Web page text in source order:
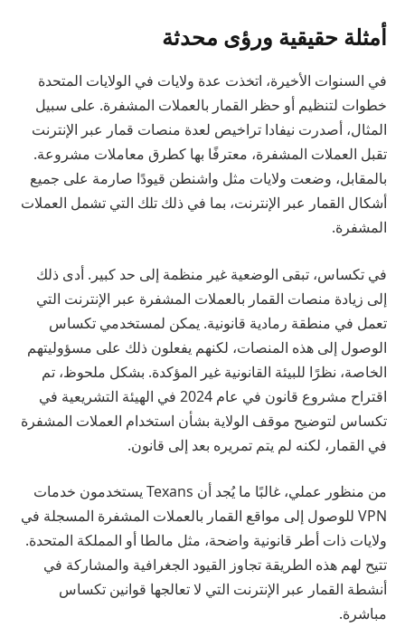
أمثلة حقيقية ورؤى محدثة
في السنوات الأخيرة، اتخذت عدة ولايات في الولايات المتحدة
خطوات لتنظيم أو حظر القمار بالعملات المشفرة. على سبيل
المثال، أصدرت نيفادا تراخيص لعدة منصات قمار عبر الإنترنت
تقبل العملات المشفرة، معترفًا بها كطرق معاملات مشروعة.
بالمقابل، وضعت ولايات مثل واشنطن قيودًا صارمة على جميع
أشكال القمار عبر الإنترنت، بما في ذلك تلك التي تشمل العملات
المشفرة.
في تكساس، تبقى الوضعية غير منظمة إلى حد كبير. أدى ذلك
إلى زيادة منصات القمار بالعملات المشفرة عبر الإنترنت التي
تعمل في منطقة رمادية قانونية. يمكن لمستخدمي تكساس
الوصول إلى هذه المنصات، لكنهم يفعلون ذلك على مسؤوليتهم
الخاصة، نظرًا للبيئة القانونية غير المؤكدة. بشكل ملحوظ، تم
اقتراح مشروع قانون في عام 2024 في الهيئة التشريعية في
تكساس لتوضيح موقف الولاية بشأن استخدام العملات المشفرة
في القمار، لكنه لم يتم تمريره بعد إلى قانون.
من منظور عملي، غالبًا ما يُجد أن Texans يستخدمون خدمات
VPN للوصول إلى مواقع القمار بالعملات المشفرة المسجلة في
ولايات ذات أطر قانونية واضحة، مثل مالطا أو المملكة المتحدة.
تتيح لهم هذه الطريقة تجاوز القيود الجغرافية والمشاركة في
أنشطة القمار عبر الإنترنت التي لا تعالجها قوانين تكساس
مباشرة.